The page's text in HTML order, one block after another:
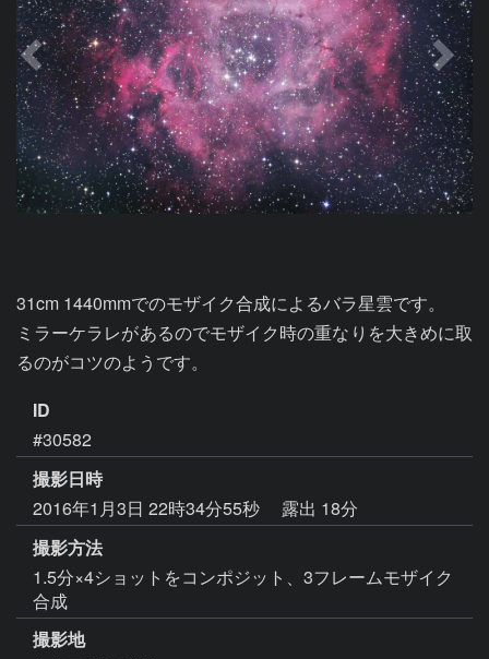
31cm 1440mmでのモザイク合成によるバラ星雲です。
ミラーケラレがあるのでモザイク時の重なりを大きめに取
るのがコツのようです。
ID
#30582
撮影日時
2016年1月3日 22時34分55秒
露出 18分
撮影方法
1.5分×4ショットをコンポジット、3フレームモザイク
合成
撮影地